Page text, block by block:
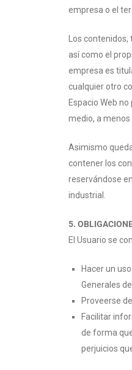
empresa o el
Los
así como el
empresa es
cualquier otro
Espacio Web
medio, a
Asimismo
contener los
reservándose
industrial.
5.
El Usuario se
Hacer un
Generales
Proveerse
Facilitar
de forma
perjuicios